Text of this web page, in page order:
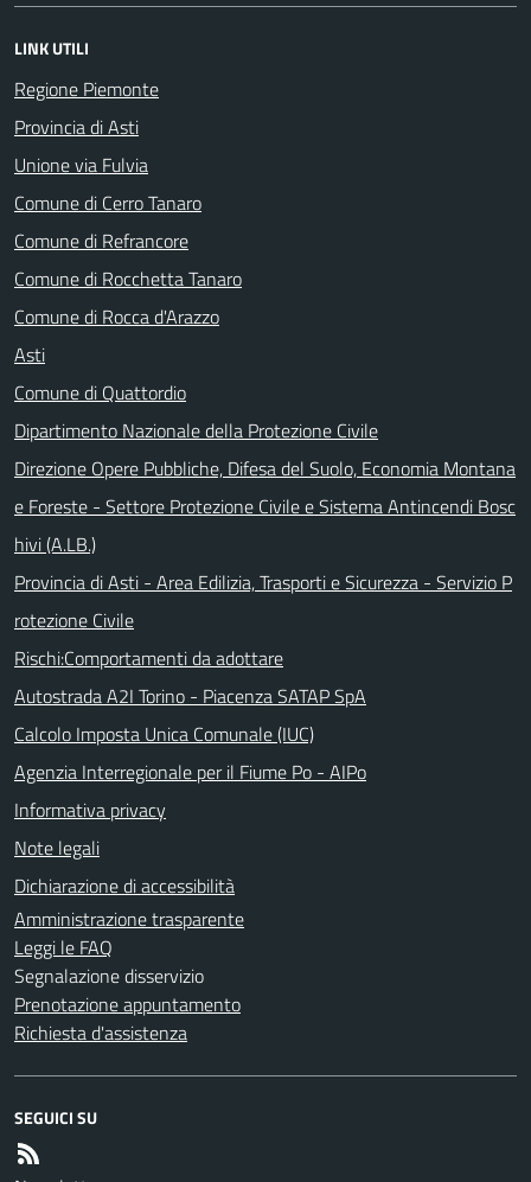
LINK UTILI
Regione Piemonte
Provincia di Asti
Unione via Fulvia
Comune di Cerro Tanaro
Comune di Refrancore
Comune di Rocchetta Tanaro
Comune di Rocca d'Arazzo
Asti
Comune di Quattordio
Dipartimento Nazionale della Protezione Civile
Direzione Opere Pubbliche, Difesa del Suolo, Economia Montana
e Foreste - Settore Protezione Civile e Sistema Antincendi Bosc
hivi (A.LB.)
Provincia di Asti - Area Edilizia, Trasporti e Sicurezza - Servizio P
rotezione Civile
Rischi:Comportamenti da adottare
Autostrada A2I Torino - Piacenza SATAP SpA
Calcolo Imposta Unica Comunale (IUC)
Agenzia Interregionale per il Fiume Po - AIPo
Informativa privacy
Note legali
Dichiarazione di accessibilità
Amministrazione trasparente
Leggi le FAQ
Segnalazione disservizio
Prenotazione appuntamento
Richiesta d'assistenza
SEGUICI SU